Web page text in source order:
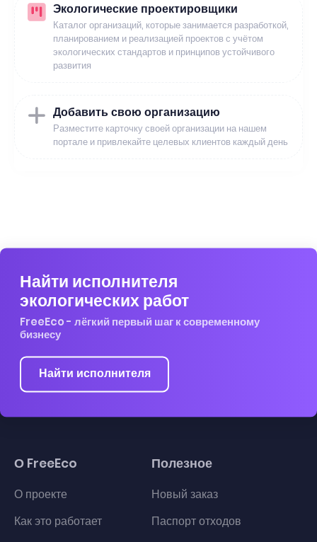
Экологические проектировщики
Каталог организаций, которые занимается разработкой,
планированием и реализацией проектов с учётом
экологических стандартов и принципов устойчивого
развития
Добавить свою организацию
Разместите карточку своей организации на нашем
портале и привлекайте целевых клиентов каждый день
Найти исполнителя
экологических работ
FreeEco - лёгкий первый шаг к современному
бизнесу
Найти исполнителя
О FreeEco
О проекте
Как это работает
Полезное
Новый заказ
Паспорт отходов